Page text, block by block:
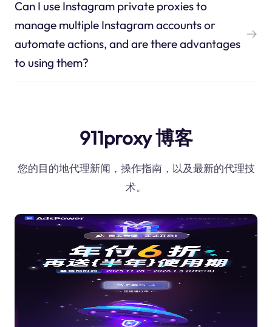
Can I use Instagram private proxies to
manage multiple Instagram accounts or
automate actions, and are there advantages
to using them?
911proxy 博客
您的目的地代理新闻，操作指南，以及最新的代理技
术。